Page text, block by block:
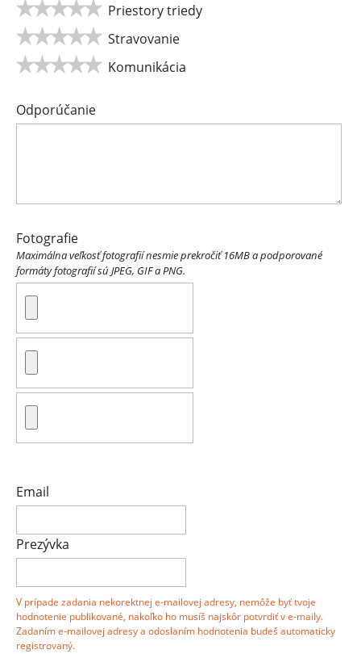
Priestory triedy
Stravovanie
Komunikácia
Odporúčanie
Fotografie
Maximálna veľkosť fotografií nesmie prekročiť 16MB a podporované
formáty fotografií sú JPEG, GIF a PNG.
Email
Prezývka
V prípade zadania nekorektnej e-mailovej adresy, nemôže byť tvoje
hodnotenie publikované, nakoľko ho musíš najskôr potvrdiť v e-maily.
Zadaním e-mailovej adresy a odoslaním hodnotenia budeš automaticky
registrovaný.